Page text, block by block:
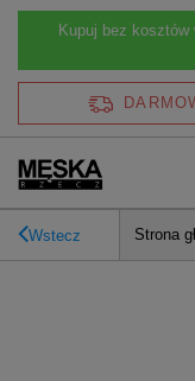
Kupuj bez kosztów
Wstecz Strona